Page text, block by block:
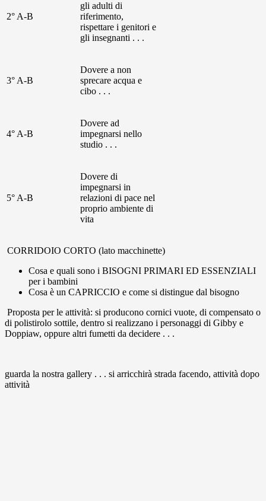
2° A-B
gli adulti di
riferimento,
rispettare i genitori e
gli insegnanti . . .
3° A-B
Dovere a non
sprecare acqua e
cibo . . .
4° A-B
Dovere ad
impegnarsi nello
studio . . .
5° A-B
Dovere di
impegnarsi in
relazioni di pace nel
proprio ambiente di
vita
CORRIDOIO CORTO (lato macchinette)
Cosa e quali sono i BISOGNI PRIMARI ED ESSENZIALI
per i bambini
Cosa è un CAPRICCIO e come si distingue dal bisogno
Proposta per le attività: si producono cornici vuote, di compensato o
di polistirolo sottile, dentro si realizzano i personaggi di Gibby e
Doppiaw, oppure altri fumetti da decidere . . .
guarda la nostra gallery . . . si arricchirà strada facendo, attività dopo
attività